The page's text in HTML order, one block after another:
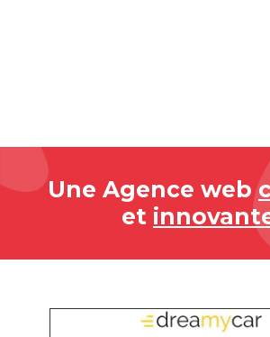
Une Agence web
et